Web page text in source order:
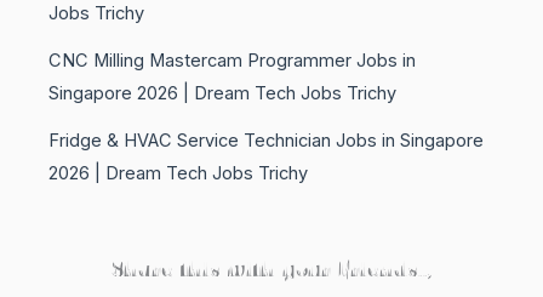
Jobs Trichy
CNC Milling Mastercam Programmer Jobs in
Singapore 2026 | Dream Tech Jobs Trichy
Fridge & HVAC Service Technician Jobs in Singapore
2026 | Dream Tech Jobs Trichy
Share this with your Friends..,